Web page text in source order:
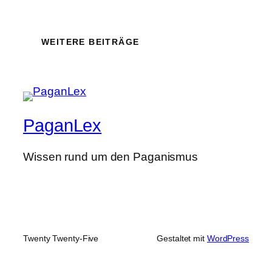
WEITERE BEITRÄGE
PaganLex
Wissen rund um den Paganismus
Twenty Twenty-Five Gestaltet mit WordPress